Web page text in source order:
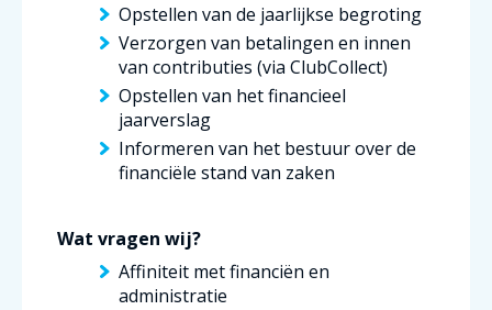
Opstellen van de jaarlijkse begroting
Verzorgen van betalingen en innen
van contributies (via ClubCollect)
Opstellen van het financieel
jaarverslag
Informeren van het bestuur over de
financiële stand van zaken
Wat vragen wij?
Affiniteit met financiën en
administratie